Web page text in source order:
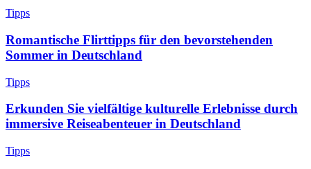
Tipps
Romantische Flirttipps für den bevorstehenden
Sommer in Deutschland
Tipps
Erkunden Sie vielfältige kulturelle Erlebnisse durch
immersive Reiseabenteuer in Deutschland
Tipps